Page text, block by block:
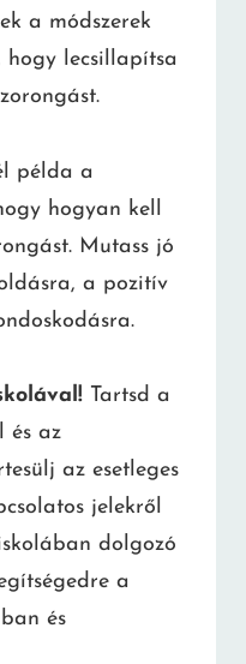
a módszerek
hogy lecsillapítsa
példa a
hogyan kell
Mutass jó
a pozitív
Tartsd a
és az
az esetleges
jelekről
dolgozó
a
és